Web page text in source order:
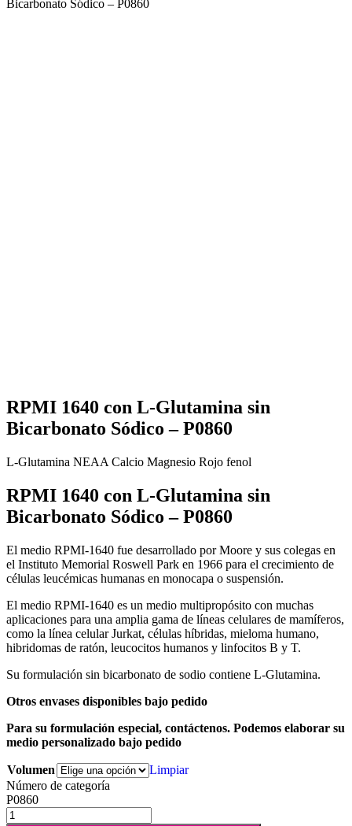
Bicarbonato Sódico – P0860
RPMI 1640 con L-Glutamina sin
Bicarbonato Sódico – P0860
L-Glutamina NEAA Calcio Magnesio Rojo fenol
RPMI 1640 con L-Glutamina sin
Bicarbonato Sódico – P0860
El medio RPMI-1640 fue desarrollado por Moore y sus colegas en
el Instituto Memorial Roswell Park en 1966 para el crecimiento de
células leucémicas humanas en monocapa o suspensión.
El medio RPMI-1640 es un medio multipropósito con muchas
aplicaciones para una amplia gama de líneas celulares de mamíferos,
como la línea celular Jurkat, células híbridas, mieloma humano,
hibridomas de ratón, leucocitos humanos y linfocitos B y T.
Su formulación sin bicarbonato de sodio contiene L-Glutamina.
Otros envases disponibles bajo pedido
Para su formulación especial, contáctenos. Podemos elaborar su
medio personalizado bajo pedido
Volumen
Limpiar
Número de categoría
P0860